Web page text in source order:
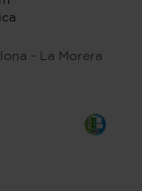
- La Morera